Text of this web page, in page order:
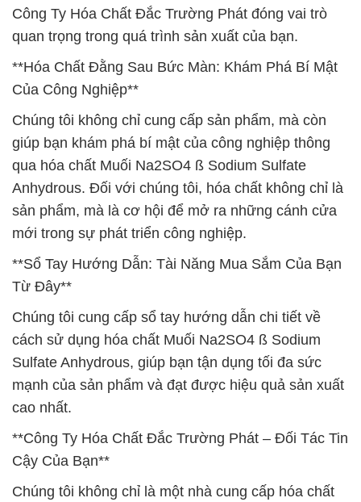
Công Ty Hóa Chất Đắc Trường Phát đóng vai trò
quan trọng trong quá trình sản xuất của bạn.
**Hóa Chất Đằng Sau Bức Màn: Khám Phá Bí Mật
Của Công Nghiệp**
Chúng tôi không chỉ cung cấp sản phẩm, mà còn
giúp bạn khám phá bí mật của công nghiệp thông
qua hóa chất Muối Na2SO4 ß Sodium Sulfate
Anhydrous. Đối với chúng tôi, hóa chất không chỉ là
sản phẩm, mà là cơ hội để mở ra những cánh cửa
mới trong sự phát triển công nghiệp.
**Sổ Tay Hướng Dẫn: Tài Năng Mua Sắm Của Bạn
Từ Đây**
Chúng tôi cung cấp sổ tay hướng dẫn chi tiết về
cách sử dụng hóa chất Muối Na2SO4 ß Sodium
Sulfate Anhydrous, giúp bạn tận dụng tối đa sức
mạnh của sản phẩm và đạt được hiệu quả sản xuất
cao nhất.
**Công Ty Hóa Chất Đắc Trường Phát – Đối Tác Tin
Cậy Của Bạn**
Chúng tôi không chỉ là một nhà cung cấp hóa chất